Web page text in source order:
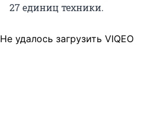
27 единиц техники.
Не удалось загрузить VIQEO